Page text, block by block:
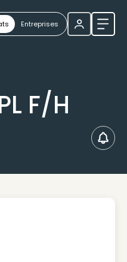
Entreprises
F/H